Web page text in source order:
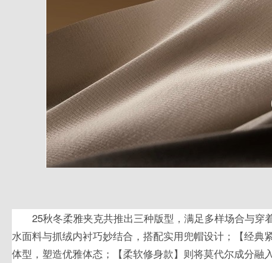
25秋冬柔雅夹克共推出三种版型，满足多样场合与穿
水面料与抓绒内衬巧妙结合，搭配实用兜帽设计；【经典
体型，塑造优雅体态；【柔软修身款】则将莫代尔成分融